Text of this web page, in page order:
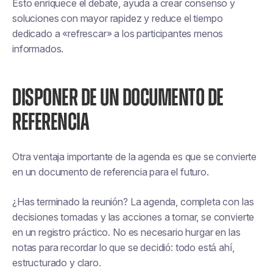
Esto enriquece el debate, ayuda a crear consenso y
soluciones con mayor rapidez y reduce el tiempo
dedicado a «refrescar» a los participantes menos
informados.
DISPONER DE UN DOCUMENTO DE
REFERENCIA
Otra ventaja importante de la agenda es que se convierte
en un documento de referencia para el futuro.
¿Has terminado la reunión? La agenda, completa con las
decisiones tomadas y las acciones a tomar, se convierte
en un registro práctico. No es necesario hurgar en las
notas para recordar lo que se decidió: todo está ahí,
estructurado y claro.